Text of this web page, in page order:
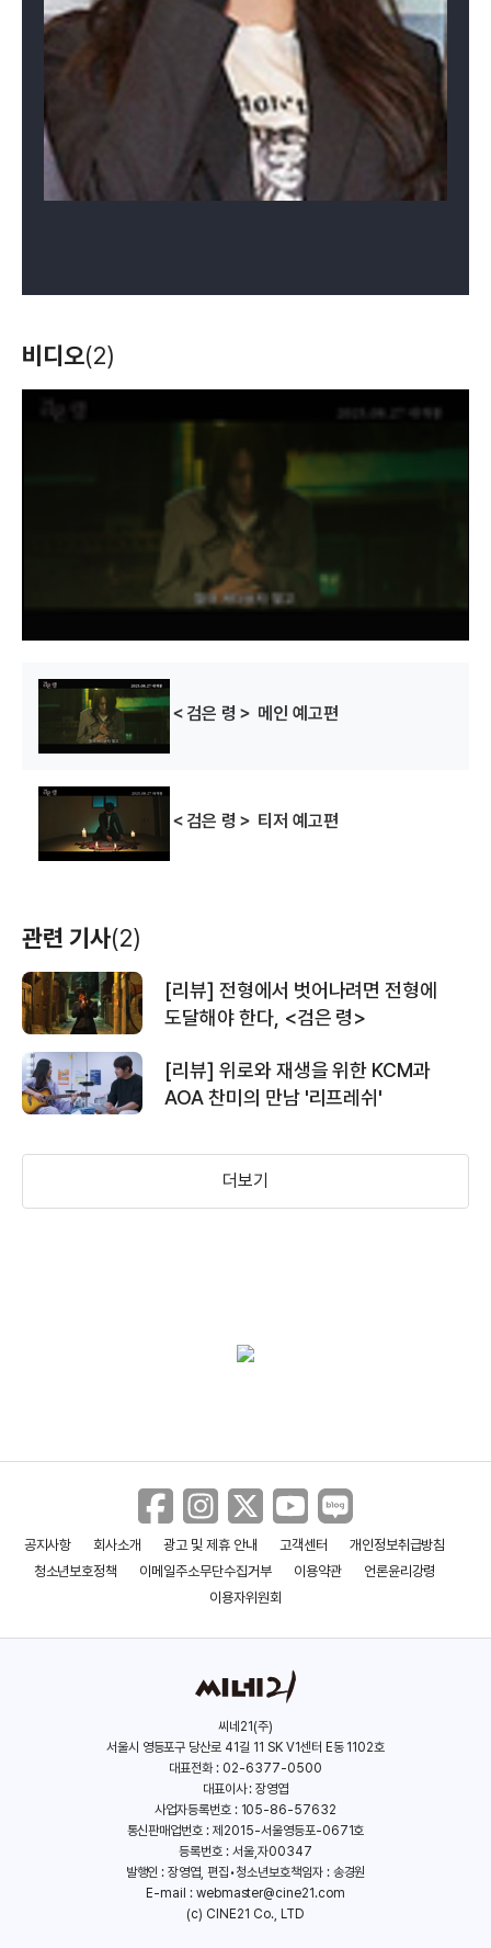
비디오(2)
＜검은 령＞ 메인 예고편
＜검은 령＞ 티저 예고편
관련 기사(2)
[리뷰] 전형에서 벗어나려면 전형에
도달해야 한다, <검은 령>
[리뷰] 위로와 재생을 위한 KCM과
AOA 찬미의 만남 '리프레쉬'
더보기
공지사항 회사소개 광고 및 제휴 안내 고객센터
개인정보취급방침
청소년보호정책
이메일주소무단수집거부 이용약관
언론윤리강령
이용자위원회
씨네21(주)
서울시 영등포구 당산로 41길 11 SK V1센터 E동 1102호
대표전화 : 02-6377-0500
대표이사 : 장영엽
사업자등록번호 : 105-86-57632
통신판매업번호 : 제2015-서울영등포-0671호
등록번호 : 서울,자00347
발행인 : 장영엽, 편집•청소년보호책임자 : 송경원
E-mail : webmaster@cine21.com
(c) CINE21 Co., LTD